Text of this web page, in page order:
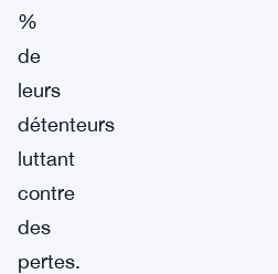
%
de
leurs
détenteurs
luttant
contre
des
pertes.